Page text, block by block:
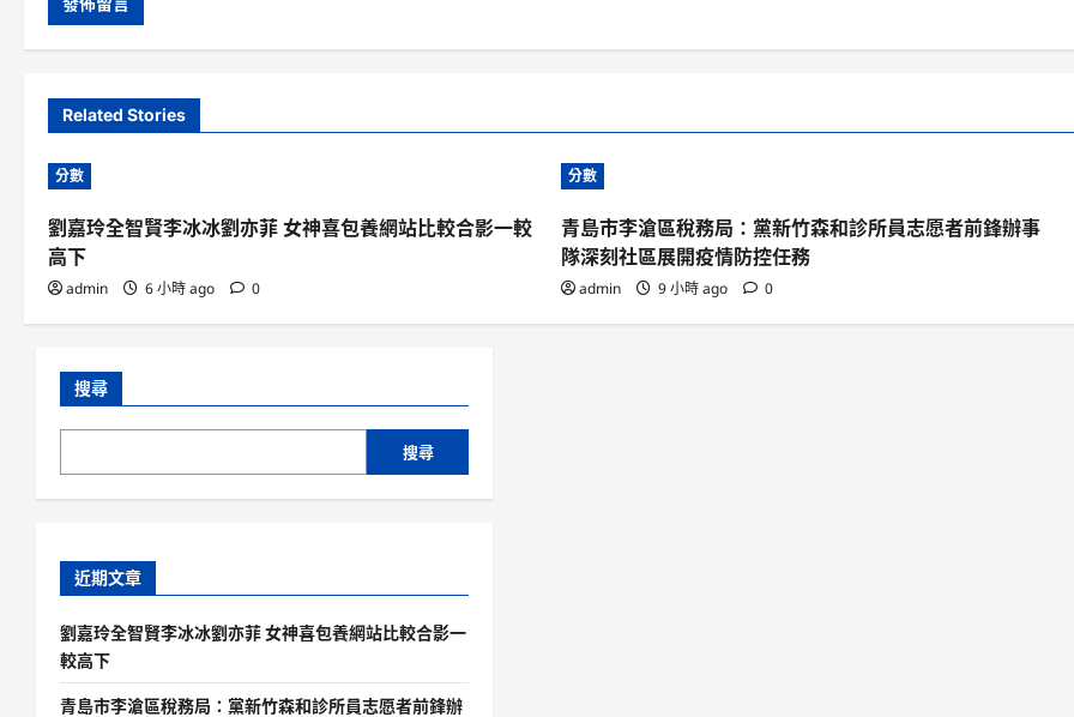
Related Stories
分數
劉嘉玲全智賢李冰冰劉亦菲 女神喜包養網站比較合影一較
高下
admin 6 小時 ago 0
分數
青島市李滄區稅務局：黨新竹森和診所員志愿者前鋒辦事
隊深刻社區展開疫情防控任務
admin 9 小時 ago 0
搜尋
搜尋
近期文章
劉嘉玲全智賢李冰冰劉亦菲 女神喜包養網站比較合影一
較高下
青島市李滄區稅務局：黨新竹森和診所員志愿者前鋒辦